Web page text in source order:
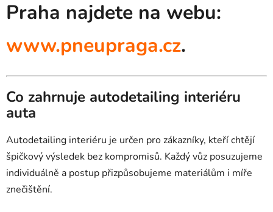
Praha najdete na webu:
www.pneupraga.cz.
Co zahrnuje autodetailing interiéru
auta
Autodetailing interiéru je určen pro zákazníky, kteří chtějí
špičkový výsledek bez kompromisů. Každý vůz posuzujeme
individuálně a postup přizpůsobujeme materiálům i míře
znečištění.